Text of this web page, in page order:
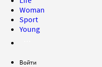
Woman
Sport
Young
Войти